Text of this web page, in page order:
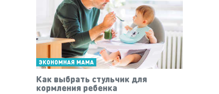
ЭКОНОМНАЯ МАМА
Как выбрать стульчик для
кормления ребенка